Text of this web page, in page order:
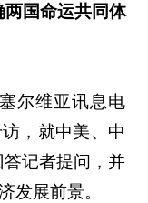
国命运共同体
尔维亚讯息电
，就中美、中
记者提问，并
发展前景。